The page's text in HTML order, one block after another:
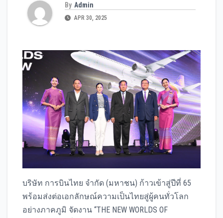
By Admin
APR 30, 2025
บริษัท การบินไทย จำกัด (มหาชน) ก้าวเข้าสู่ปีที่ 65
พร้อมส่งต่อเอกลักษณ์ความเป็นไทยสู่ผู้คนทั่วโลก
อย่างภาคภูมิ จัดงาน “THE NEW WORLDS OF